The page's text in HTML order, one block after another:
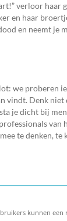
verloor haar
en haar
en neemt je
we proberen
vindt. Denk niet
je dicht bij
van
te denken, te
kunnen een